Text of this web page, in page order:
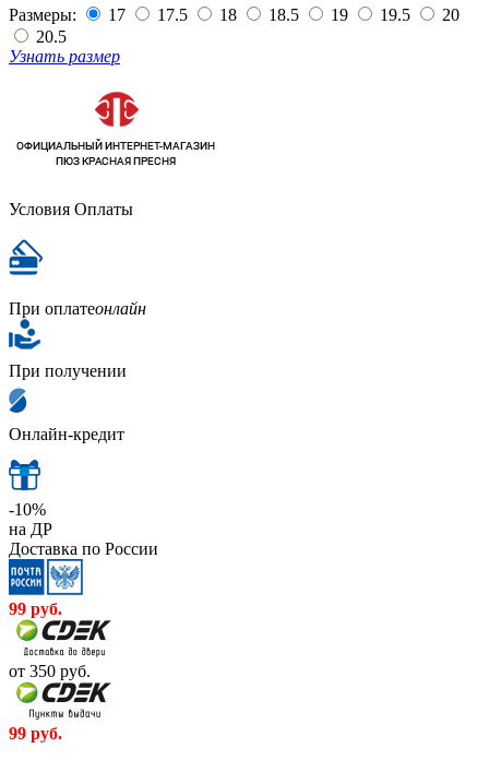
Размеры: 17 17.5 18 18.5 19 19.5
20
20.5
Узнать размер
Условия Оплаты
При оплатеонлайн
При получении
Онлайн-кредит
-10%
на ДР
Доставка по России
99 руб.
от 350 руб.
99 руб.